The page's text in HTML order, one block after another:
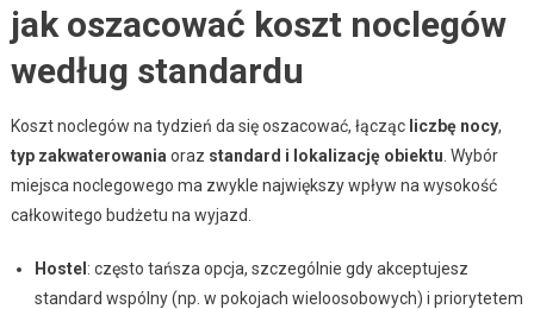
jak oszacować koszt noclegów
według standardu
Koszt noclegów na tydzień da się oszacować, łącząc liczbę nocy,
typ zakwaterowania oraz standard i lokalizację obiektu . Wybór
miejsca noclegowego ma zwykle największy wpływ na wysokość
całkowitego budżetu na wyjazd.
Hostel: często tańsza opcja, szczególnie gdy akceptujesz
standard wspólny (np. w pokojach wieloosobowych) i priorytetem